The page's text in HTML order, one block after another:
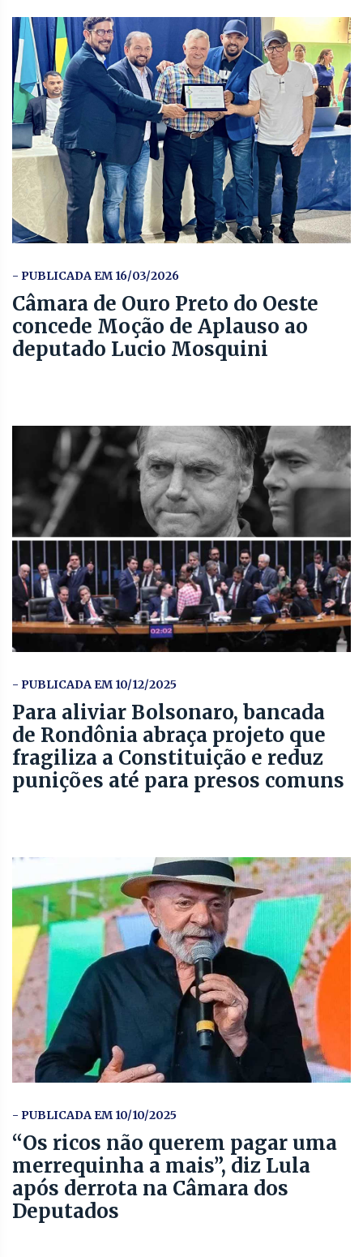
- PUBLICADA EM 16/03/2026
Câmara de Ouro Preto do Oeste
concede Moção de Aplauso ao
deputado Lucio Mosquini
- PUBLICADA EM 10/12/2025
Para aliviar Bolsonaro, bancada
de Rondônia abraça projeto que
fragiliza a Constituição e reduz
punições até para presos comuns
- PUBLICADA EM 10/10/2025
“Os ricos não querem pagar uma
merrequinha a mais”, diz Lula
após derrota na Câmara dos
Deputados